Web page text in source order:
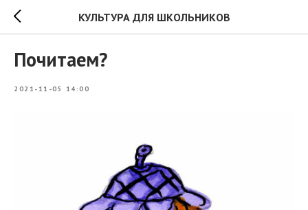
КУЛЬТУРА ДЛЯ ШКОЛЬНИКОВ
Почитаем?
2021-11-05 14:00